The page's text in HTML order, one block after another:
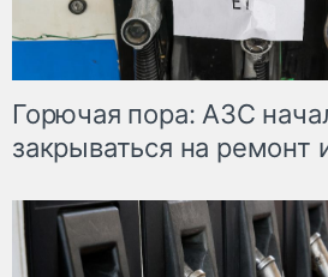
Горючая пора: АЗС
закрываться на ремонт